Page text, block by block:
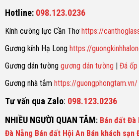
Hotline: 098.123.0236
Kính cường lực Cần Thơ https://
Gương kính Hạ Long https://
Gương dán tường gương dán tường | Đá
Gương nhà tắm https://guongphongtam.vn/
Tư vấn qua Zalo: 098.123.0236
NHIỀU NGƯỜI QUAN TÂM: Bán đất Đà
Đà Nẵng Bán đất Hội An Bán khách sạn